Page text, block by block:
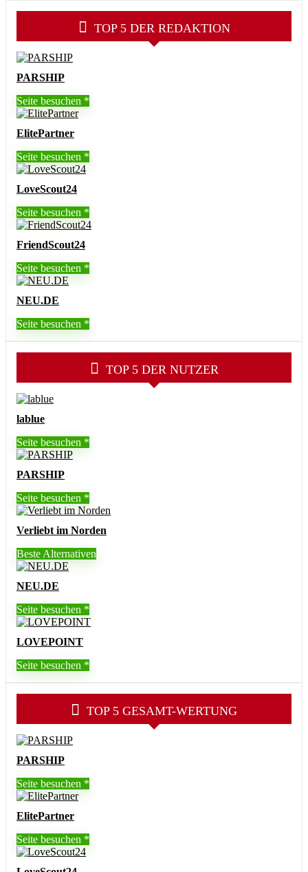
TOP 5 DER REDAKTION
PARSHIP
Seite besuchen
ElitePartner
Seite besuchen
LoveScout24
Seite besuchen
FriendScout24
Seite besuchen
NEU.DE
Seite besuchen
TOP 5 DER NUTZER
lablue
Seite besuchen
PARSHIP
Seite besuchen
Verliebt im Norden
Beste Alternativen
NEU.DE
Seite besuchen
LOVEPOINT
Seite besuchen
TOP 5 GESAMT-WERTUNG
PARSHIP
Seite besuchen
ElitePartner
Seite besuchen